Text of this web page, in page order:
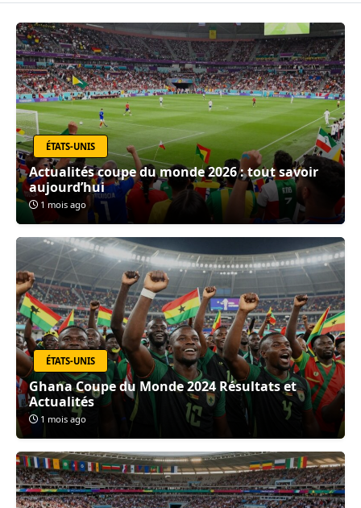
ÉTATS-UNIS
Actualités coupe du monde 2026 : tout savoir
aujourd’hui
1 mois ago
ÉTATS-UNIS
Ghana Coupe du Monde 2024 Résultats et
Actualités
1 mois ago